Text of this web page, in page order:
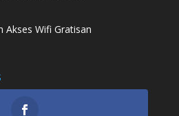
Akses Wifi Gratisan